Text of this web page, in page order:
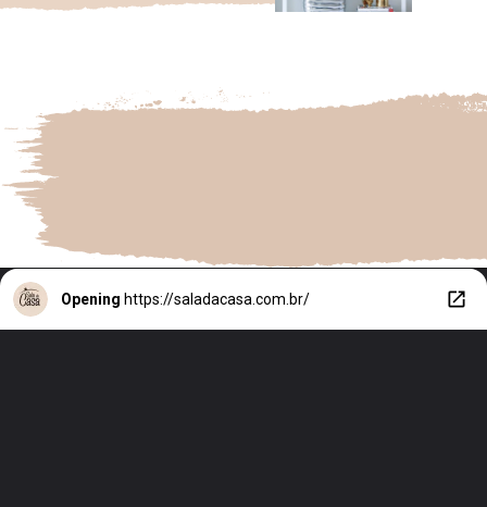
Opening https://saladacasa.com.br/